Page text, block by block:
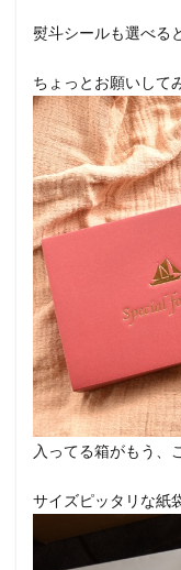
熨斗シールも選べる
ちょっとお願いして
入ってる箱がもう、
サイズピッタリな紙